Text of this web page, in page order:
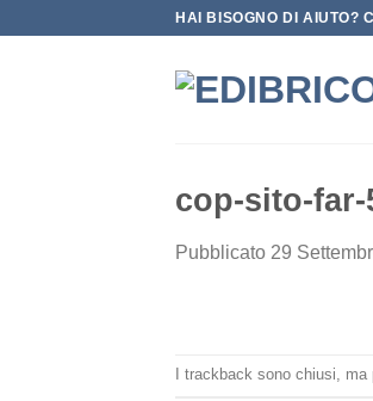
HAI BISOGNO DI AIUTO?
cop-sito-far-
Pubblicato 29
I trackback sono chiusi, ma